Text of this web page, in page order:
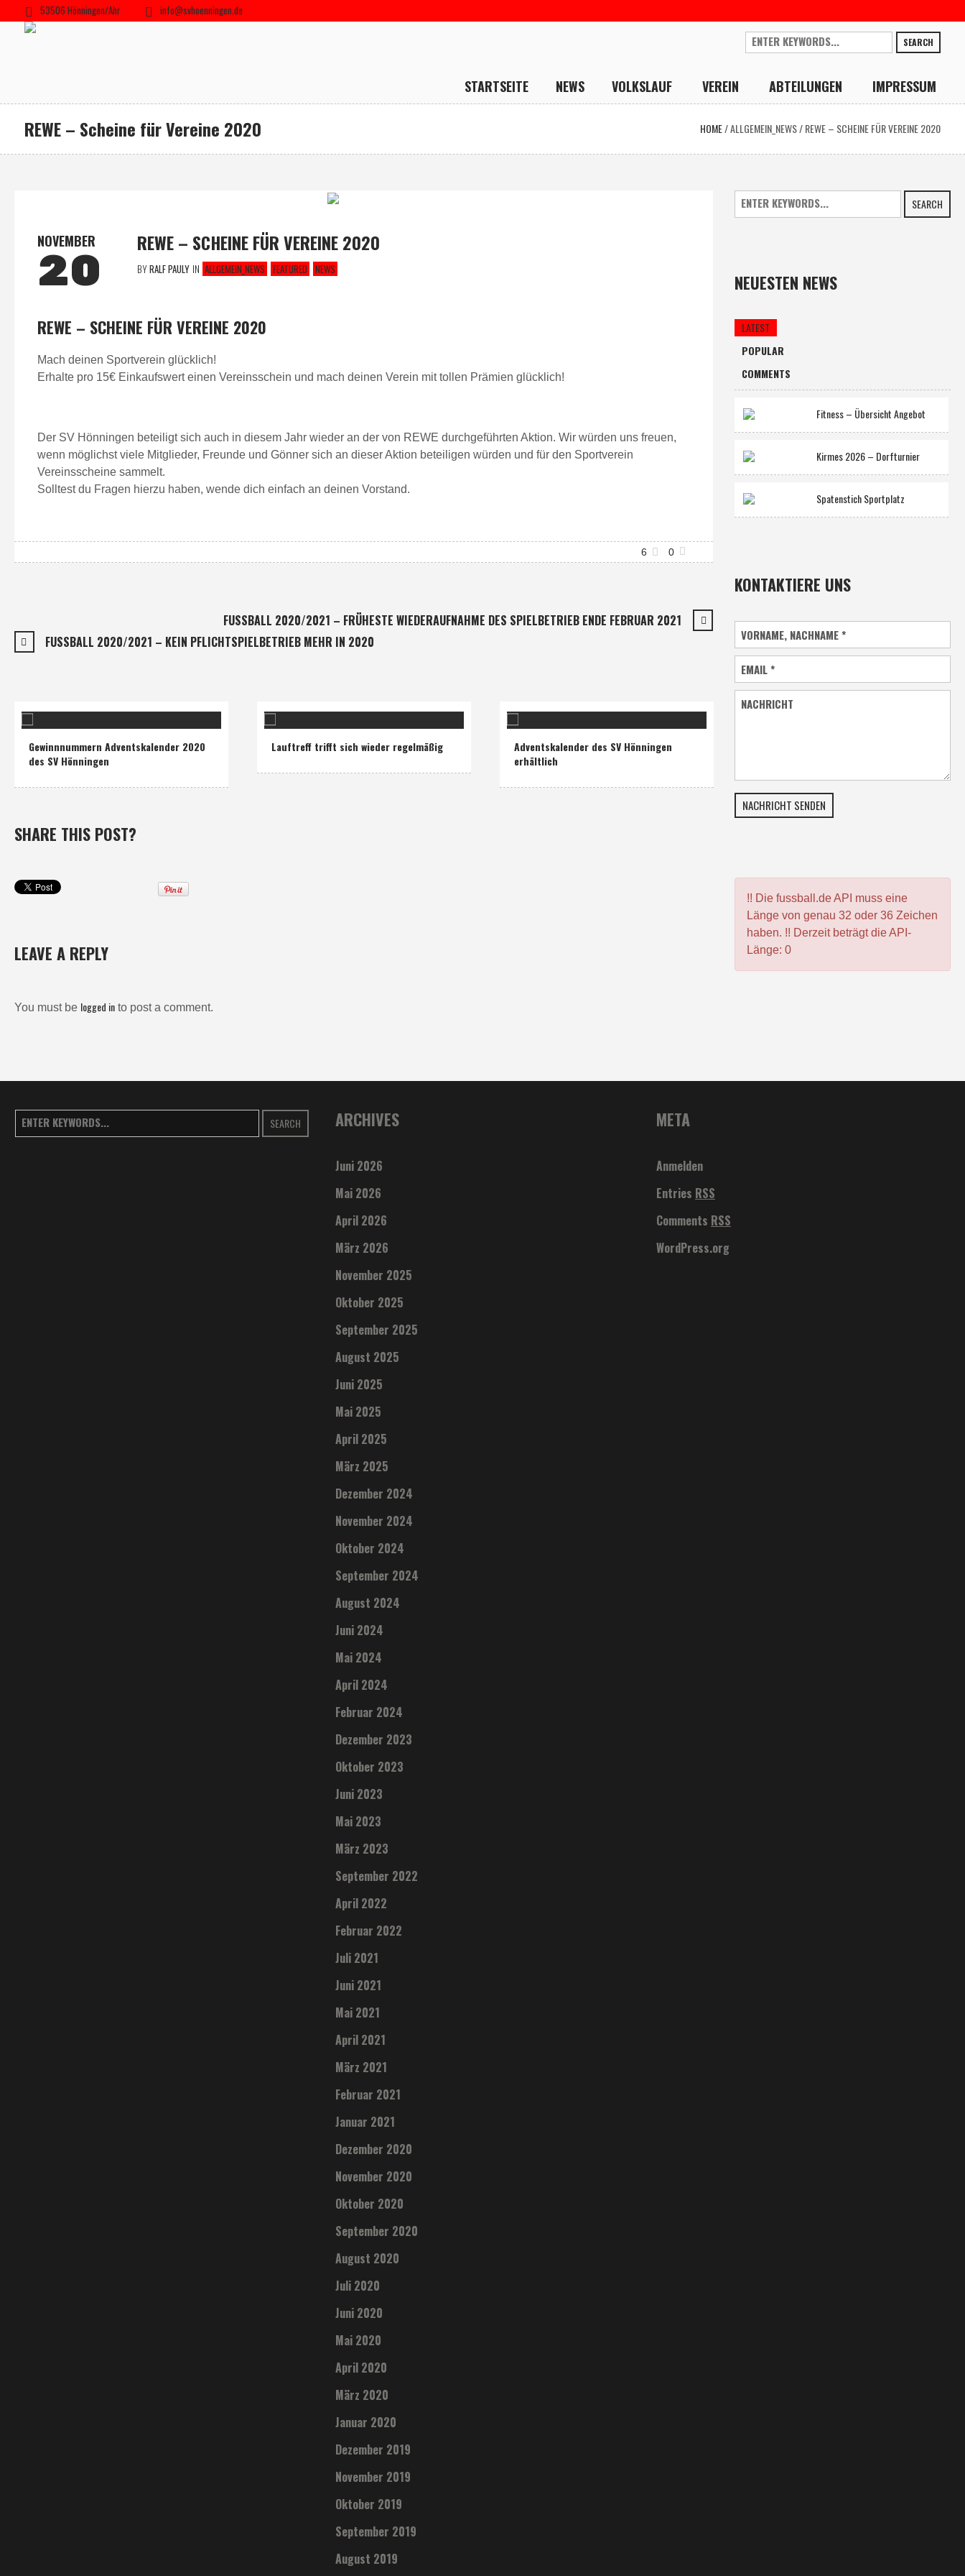
53506 Hönningen/Ahr info@svhoenningen.de
SEARCH
STARTSEITE NEWS VOLKSLAUF VEREIN ABTEILUNGEN IMPRESSUM
REWE – Scheine für Vereine 2020 HOME/ALLGEMEIN_NEWS/REWE – SCHEINE FÜR VEREINE 2020
NOVEMBER
20
REWE – SCHEINE FÜR VEREINE 2020
BYRALF PAULY IN ALLGEMEIN_NEWS FEATURED NEWS
REWE – SCHEINE FÜR VEREINE 2020
Mach deinen Sportverein glücklich!
Erhalte pro 15€ Einkaufswert einen Vereinsschein und mach deinen Verein mit tollen Prämien glücklich!
Der SV Hönningen beteiligt sich auch in diesem Jahr wieder an der von REWE durchgeführten Aktion. Wir würden uns freuen,
wenn möglichst viele Mitglieder, Freunde und Gönner sich an dieser Aktion beteiligen würden und für den Sportverein
Vereinsscheine sammelt.
Solltest du Fragen hierzu haben, wende dich einfach an deinen Vorstand.
0
6
FUSSBALL 2020/2021 – FRÜHESTE WIEDERAUFNAHME DES SPIELBETRIEB ENDE FEBRUAR 2021
FUSSBALL 2020/2021 – KEIN PFLICHTSPIELBETRIEB MEHR IN 2020
Gewinnnummern Adventskalender 2020
des SV Hönningen
Lauftreff trifft sich wieder regelmäßig
Adventskalender des SV Hönningen
erhältlich
SHARE THIS POST?
LEAVE A REPLY
You must be logged in to post a comment.
SEARCH
NEUESTEN NEWS
LATEST
POPULAR
COMMENTS
Fitness – Übersicht Angebot
Kirmes 2026 – Dorfturnier
Spatenstich Sportplatz
KONTAKTIERE UNS
VORNAME, NACHNAME*
EMAIL*
NACHRICHT
NACHRICHT SENDEN
!! Die fussball.de API muss eine
Länge von genau 32 oder 36 Zeichen
haben. !! Derzeit beträgt die API-
Länge: 0
SEARCH ARCHIVES
Juni 2026
Mai 2026
April 2026
März 2026
November 2025
Oktober 2025
September 2025
August 2025
Juni 2025
Mai 2025
April 2025
März 2025
Dezember 2024
November 2024
Oktober 2024
September 2024
August 2024
Juni 2024
Mai 2024
April 2024
Februar 2024
Dezember 2023
Oktober 2023
Juni 2023
Mai 2023
März 2023
September 2022
April 2022
Februar 2022
Juli 2021
Juni 2021
Mai 2021
April 2021
März 2021
Februar 2021
Januar 2021
Dezember 2020
November 2020
Oktober 2020
September 2020
August 2020
Juli 2020
Juni 2020
Mai 2020
April 2020
März 2020
Januar 2020
Dezember 2019
November 2019
Oktober 2019
September 2019
August 2019
META
Anmelden
Entries RSS
Comments RSS
WordPress.org